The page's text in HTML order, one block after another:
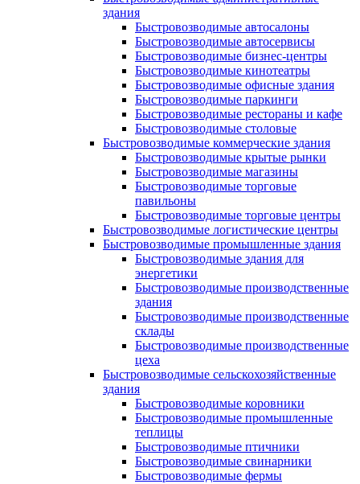
здания
Быстровозводимые автосалоны
Быстровозводимые автосервисы
Быстровозводимые бизнес-центры
Быстровозводимые кинотеатры
Быстровозводимые офисные здания
Быстровозводимые паркинги
Быстровозводимые рестораны и кафе
Быстровозводимые столовые
Быстровозводимые коммерческие здания
Быстровозводимые крытые рынки
Быстровозводимые магазины
Быстровозводимые торговые
павильоны
Быстровозводимые торговые центры
Быстровозводимые логистические центры
Быстровозводимые промышленные здания
Быстровозводимые здания для
энергетики
Быстровозводимые производственные
здания
Быстровозводимые производственные
склады
Быстровозводимые производственные
цеха
Быстровозводимые сельскохозяйственные
здания
Быстровозводимые коровники
Быстровозводимые промышленные
теплицы
Быстровозводимые птичники
Быстровозводимые свинарники
Быстровозводимые фермы